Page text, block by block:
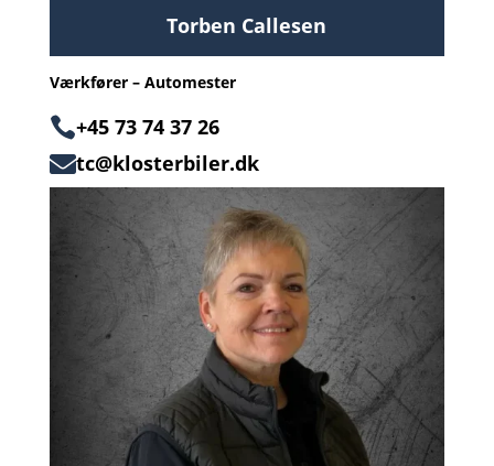
Torben Callesen
Værkfører – Automester
+45 73 74 37 26
tc@klosterbiler.dk